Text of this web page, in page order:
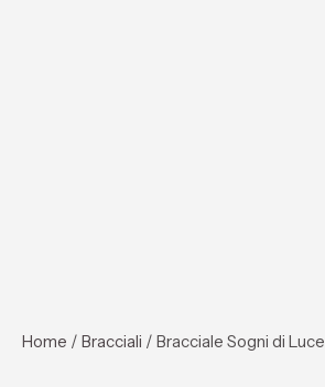
Home / Bracciali / Bracciale Sogni di Luce